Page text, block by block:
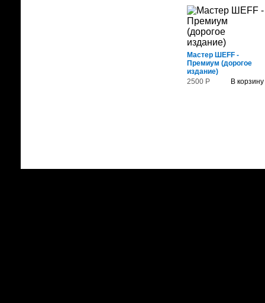
Мастер ШЕFF -
Премиум (дорогое
издание)
В корзину
2500 Р